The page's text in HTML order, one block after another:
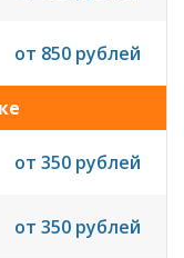
от 850 рублей
от 350 рублей
от 350 рублей